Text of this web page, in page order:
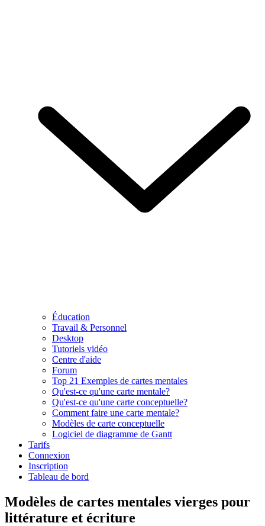
Éducation
Travail & Personnel
Desktop
Tutoriels vidéo
Centre d'aide
Forum
Top 21 Exemples de cartes mentales
Qu'est-ce qu'une carte mentale?
Qu'est-ce qu'une carte conceptuelle?
Comment faire une carte mentale?
Modèles de carte conceptuelle
Logiciel de diagramme de Gantt
Tarifs
Connexion
Inscription
Tableau de bord
Modèles de cartes mentales vierges pour
littérature et écriture